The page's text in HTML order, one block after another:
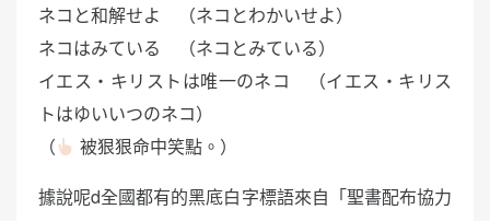
ネコと和解せよ （ネコとわかいせよ）
ネコはみている （ネコとみている）
イエス・キリストは唯一のネコ （イエス・キリス
トはゆいいつのネコ）
（
被狠狠命中笑點。）
據說呢d全國都有的黑底白字標語來自「聖書配布協力